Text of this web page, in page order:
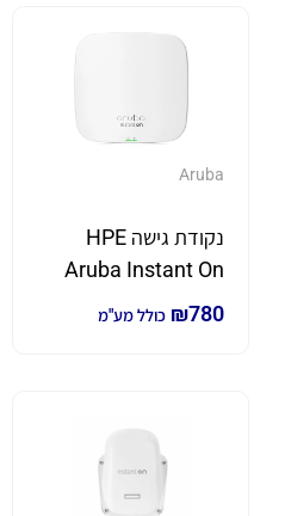
Aruba
נקודת גישה HPE
Aruba Instant On
₪780 כולל מע"מ